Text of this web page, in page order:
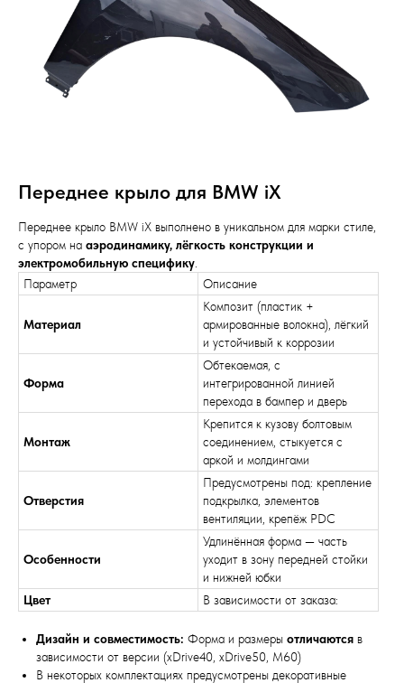
Переднее крыло для BMW iX
Переднее крыло BMW iX выполнено в уникальном для марки стиле,
с упором на аэродинамику, лёгкость конструкции и
электромобильную специфику
Параметр
Описание
Материал
Композит (пластик +
армированные волокна), лёгкий
и устойчивый к коррозии
Форма
Обтекаемая, с
интегрированной линией
перехода в бампер и дверь
Монтаж
Крепится к кузову болтовым
соединением, стыкуется с
аркой и молдингами
Отверстия
Предусмотрены под: крепление
подкрылка, элементов
вентиляции, крепёж PDC
Особенности
Удлинённая форма — часть
уходит в зону передней стойки
и нижней юбки
Цвет
В зависимости от заказа:
Дизайн и совместимость: Форма и размеры отличаются в
зависимости от версии (xDrive40, xDrive50, M60)
В некоторых комплектациях предусмотрены декоративные